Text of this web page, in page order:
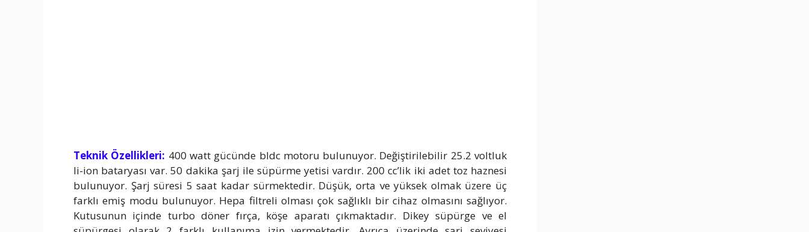
Teknik Özellikleri: 400 watt gücünde bldc motoru bulunuyor. Değiştirilebilir 25.2 voltluk
li-ion bataryası var. 50 dakika şarj ile süpürme yetisi vardır. 200 cc’lik iki adet toz haznesi
bulunuyor. Şarj süresi 5 saat kadar sürmektedir. Düşük, orta ve yüksek olmak üzere üç
farklı emiş modu bulunuyor. Hepa filtreli olması çok sağlıklı bir cihaz olmasını sağlıyor.
Kutusunun içinde turbo döner fırça, köşe aparatı çıkmaktadır. Dikey süpürge ve el